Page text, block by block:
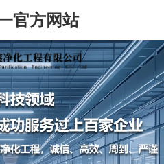
官方网站